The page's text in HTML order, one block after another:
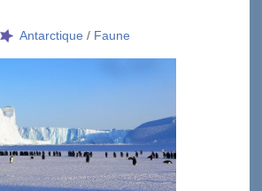
Antarctique / Faune